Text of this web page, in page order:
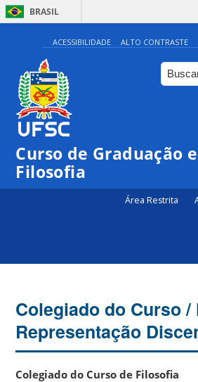
BRASIL
ACESSIBILIDADE ALTO CONTRASTE
Curso de Graduação
Filosofia
Área Restrita
Colegiado do Curso /
Representação
Colegiado do Curso de Filosofia